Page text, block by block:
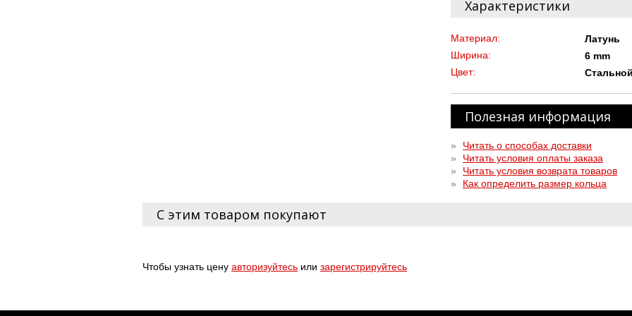
Характеристики
Материал:
Латунь
Ширина:
6 mm
Цвет:
Полезная информация
»
Читать о способах доставки
»
Читать условия оплаты заказа
»
Читать условия возврата товаров
»
Как определить размер кольца
С этим товаром покупают
Чтобы узнать цену авторизуйтесь или зарегистрируйтесь